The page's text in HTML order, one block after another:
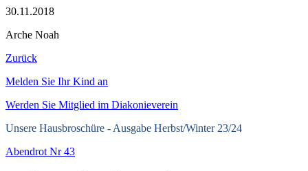
30.11.2018
Arche Noah
Zurück
Melden Sie Ihr Kind an
Werden Sie Mitglied im Diakonieverein
Unsere Hausbroschüre - Ausgabe Herbst/Winter 23/24
Abendrot Nr 43